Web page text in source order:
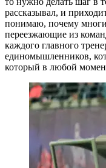
рассказывал, и
понимаю, почему
переезжающие из
каждого главного
единомышленников,
который в любой